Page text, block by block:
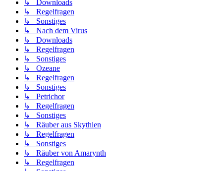
↳ Downloads
↳ Regelfragen
↳ Sonstiges
↳ Nach dem Virus
↳ Downloads
↳ Regelfragen
↳ Sonstiges
↳ Ozeane
↳ Regelfragen
↳ Sonstiges
↳ Petrichor
↳ Regelfragen
↳ Sonstiges
↳ Räuber aus Skythien
↳ Regelfragen
↳ Sonstiges
↳ Räuber von Amarynth
↳ Regelfragen